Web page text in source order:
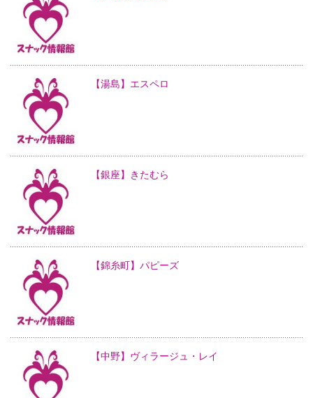
【湯島】エスペロ
【銀座】きたむら
【錦糸町】パピーズ
【中野】ヴィラージュ・レイ